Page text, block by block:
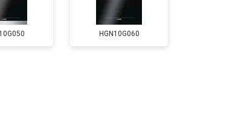
HGN10G060